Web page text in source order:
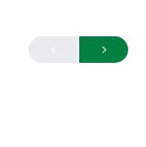
la serie